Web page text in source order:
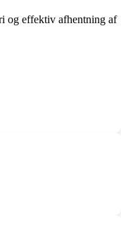
og effektiv afhentning af